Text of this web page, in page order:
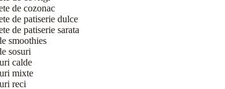
de cozonac
de patiserie dulce
de patiserie sarata
smoothies
sosuri
calde
mixte
reci